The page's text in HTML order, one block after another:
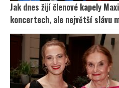
Jak dnes žijí členové kapely
koncertech, ale největší slávu